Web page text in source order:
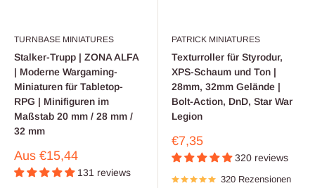
TURNBASE MINIATURES
Stalker-Trupp | ZONA ALFA
| Moderne Wargaming-
Miniaturen für Tabletop-
RPG | Minifiguren im
Maßstab 20 mm / 28 mm /
32 mm
Verkaufspreis
Aus €15,44
131 reviews
PATRICK MINIATURES
Texturroller für Styrodur,
XPS-Schaum und Ton |
28mm, 32mm Gelände |
Bolt-Action, DnD, Star War
Legion
Verkaufspreis
€7,35
320 reviews
320 Rezensionen